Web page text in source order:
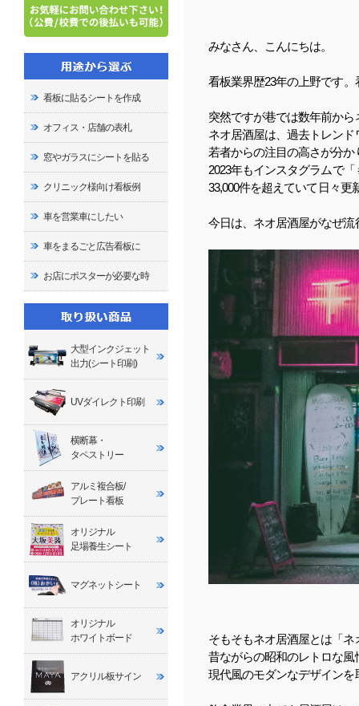
みなさん、こんにちは。
看板業界歴23年の上野です
突然ですが巷では数年前か
ネオ居酒屋は、過去トレン
若者からの注目の高さが分か
2023年もインスタグラムで
33,000件を超えていて日々更
今日は、ネオ居酒屋がなぜ
そもそもネオ居酒屋とは「
昔ながらの昭和のレトロな風
現代風のモダンなデザインを
看板に貼るシートを作成
オフィス・店舗の表札
窓やガラスにシートを貼る
クリニック様向け看板例
車を営業車にしたい
車をまるごと広告看板に
お店にポスターが必要な時
大型インクジェット
出力(シート印刷)
UVダイレクト印刷
横断幕・
タペストリー
アルミ複合板/
プレート看板
オリジナル
足場養生シート
マグネットシート
オリジナル
ホワイトボード
アクリル板サイン